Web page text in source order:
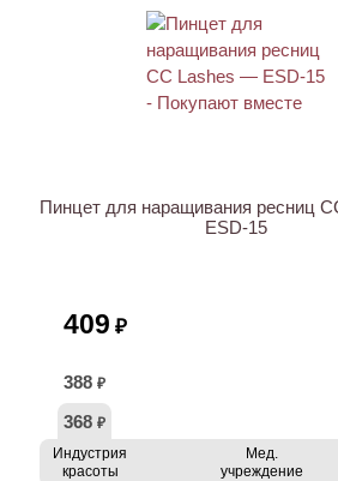
Пинцет для наращивания ресниц
ESD-15
409 ₽
388 ₽
368 ₽
Индустрия
красоты
Мед.
учреждение